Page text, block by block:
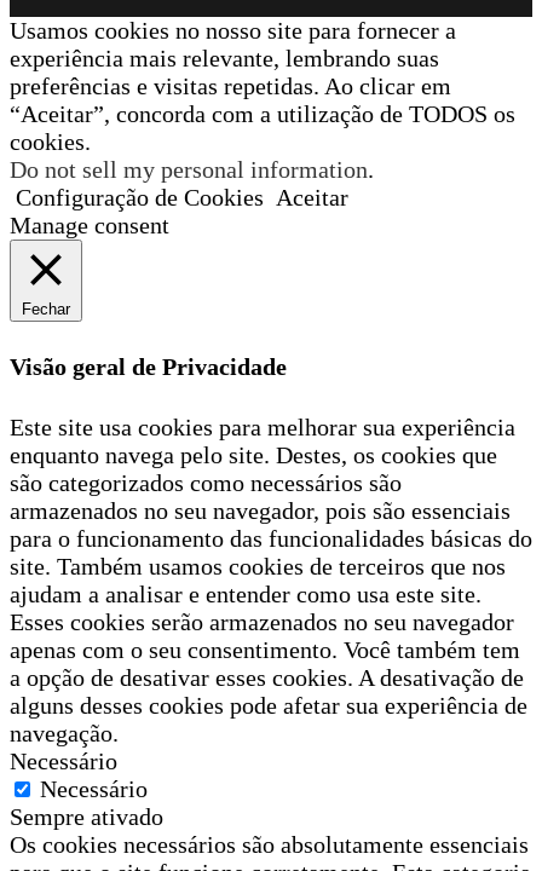
Usamos cookies no nosso site para fornecer a
experiência mais relevante, lembrando suas
preferências e visitas repetidas. Ao clicar em
“Aceitar”, concorda com a utilização de TODOS os
cookies.
Do not sell my personal information.
Configuração de Cookies Aceitar
Manage consent
Fechar
Visão geral de Privacidade
Este site usa cookies para melhorar sua experiência
enquanto navega pelo site. Destes, os cookies que
são categorizados como necessários são
armazenados no seu navegador, pois são essenciais
para o funcionamento das funcionalidades básicas do
site. Também usamos cookies de terceiros que nos
ajudam a analisar e entender como usa este site.
Esses cookies serão armazenados no seu navegador
apenas com o seu consentimento. Você também tem
a opção de desativar esses cookies. A desativação de
alguns desses cookies pode afetar sua experiência de
navegação.
Necessário
Necessário
Sempre ativado
Os cookies necessários são absolutamente essenciais